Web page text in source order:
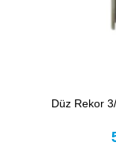
Düz Rekor